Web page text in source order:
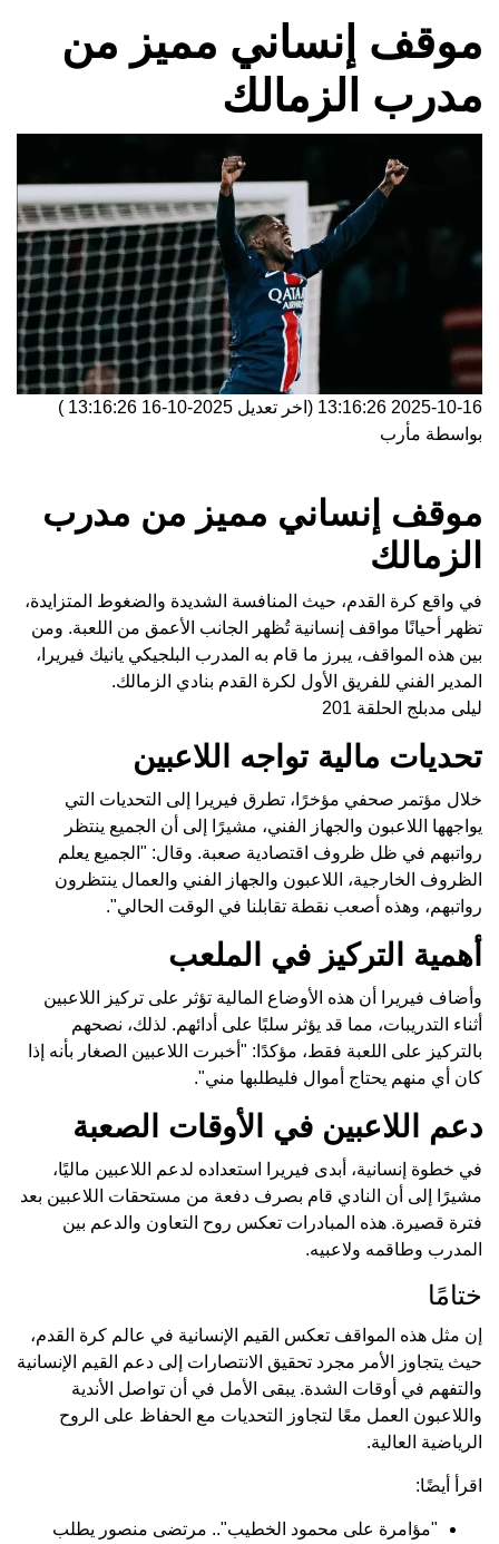
موقف إنساني مميز من
مدرب الزمالك
2025-10-16 13:16:26 (اخر تعديل 2025-10-16 13:16:26
)
بواسطة مأرب
موقف إنساني مميز من مدرب
الزمالك
في واقع كرة القدم، حيث المنافسة الشديدة والضغوط المتزايدة،
تظهر أحيانًا مواقف إنسانية تُظهر الجانب الأعمق من اللعبة. ومن
بين هذه المواقف، يبرز ما قام به المدرب البلجيكي يانيك فيريرا،
المدير الفني للفريق الأول لكرة القدم بنادي الزمالك.
ليلى مدبلج الحلقة 201
تحديات مالية تواجه اللاعبين
خلال مؤتمر صحفي مؤخرًا، تطرق فيريرا إلى التحديات التي
يواجهها اللاعبون والجهاز الفني، مشيرًا إلى أن الجميع ينتظر
رواتبهم في ظل ظروف اقتصادية صعبة. وقال: "الجميع يعلم
الظروف الخارجية، اللاعبون والجهاز الفني والعمال ينتظرون
رواتبهم، وهذه أصعب نقطة تقابلنا في الوقت الحالي".
أهمية التركيز في الملعب
وأضاف فيريرا أن هذه الأوضاع المالية تؤثر على تركيز اللاعبين
أثناء التدريبات، مما قد يؤثر سلبًا على أدائهم. لذلك، نصحهم
بالتركيز على اللعبة فقط، مؤكدًا: "أخبرت اللاعبين الصغار بأنه إذا
كان أي منهم يحتاج أموال فليطلبها مني".
دعم اللاعبين في الأوقات الصعبة
في خطوة إنسانية، أبدى فيريرا استعداده لدعم اللاعبين ماليًا،
مشيرًا إلى أن النادي قام بصرف دفعة من مستحقات اللاعبين بعد
فترة قصيرة. هذه المبادرات تعكس روح التعاون والدعم بين
المدرب وطاقمه ولاعبيه.
ختامًا
إن مثل هذه المواقف تعكس القيم الإنسانية في عالم كرة القدم،
حيث يتجاوز الأمر مجرد تحقيق الانتصارات إلى دعم القيم الإنسانية
والتفهم في أوقات الشدة. يبقى الأمل في أن تواصل الأندية
واللاعبون العمل معًا لتجاوز التحديات مع الحفاظ على الروح
الرياضية العالية.
اقرأ أيضًا:
"مؤامرة على محمود الخطيب".. مرتضى منصور يطلب